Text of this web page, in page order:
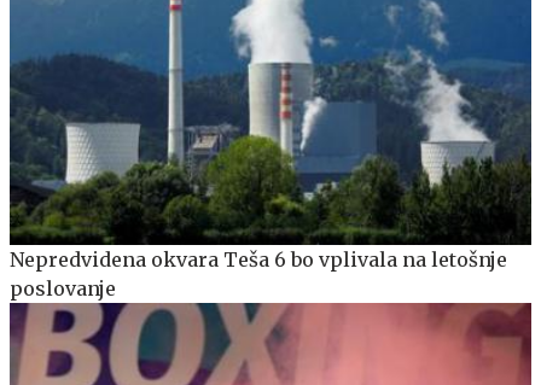
Nepredvidena okvara Teša 6 bo vplivala na letošnje
poslovanje